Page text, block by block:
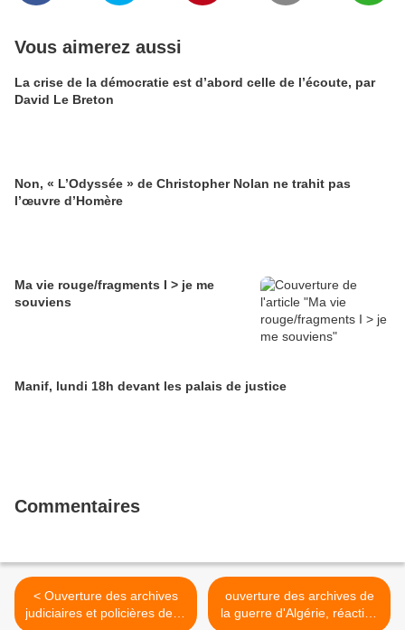
Vous aimerez aussi
La crise de la démocratie est d’abord celle de l’écoute, par
David Le Breton
Non, « L’Odyssée » de Christopher Nolan ne trahit pas
l’œuvre d’Homère
Ma vie rouge/fragments I > je me
souviens
Manif, lundi 18h devant les palais de justice
Commentaires
< Ouverture des archives
judiciaires et policières de la
ouverture des archives de
la guerre d'Algérie, réaction